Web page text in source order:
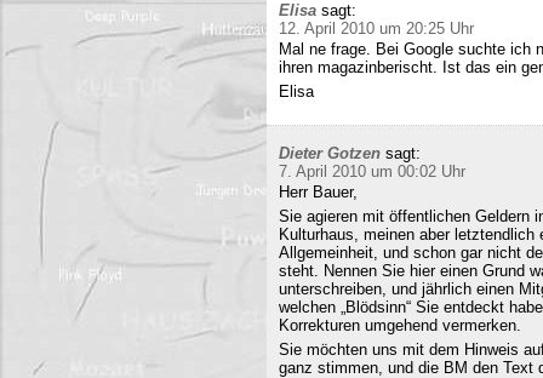
Elisa sagt:
12. April 2010 um 20:25 Uhr
Mal ne frage. Bei Google suchte ich
ihren magazinberischt. Ist das ein
Elisa
Dieter Gotzen sagt:
7. April 2010 um 00:02 Uhr
Herr Bauer,
Sie agieren mit öffentlichen Geldern
Kulturhaus, meinen aber
Allgemeinheit, und schon gar nicht
steht. Nennen Sie hier einen Grund
unterschreiben, und jährlich einen
welchen „Blödsinn“ Sie entdeckt
Korrekturen umgehend vermerken.
Sie möchten uns mit dem Hinweis
ganz stimmen, und die BM den Text